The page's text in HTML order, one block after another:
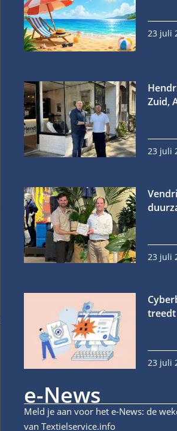
23 juli
Zuid,
23 juli
23 juli
treedt
23 juli
e-News
Meld je aan voor het e-News: de
van Textielservice.info